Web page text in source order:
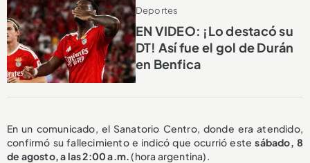
Deportes
EN VIDEO: ¡Lo destacó su
DT! Así fue el gol de Durán
en Benfica
En un comunicado, el Sanatorio Centro, donde era atendido,
confirmó su fallecimiento e indicó que ocurrió estesábado, 8
de agosto, a las 2:00 a.m.(hora argentina).